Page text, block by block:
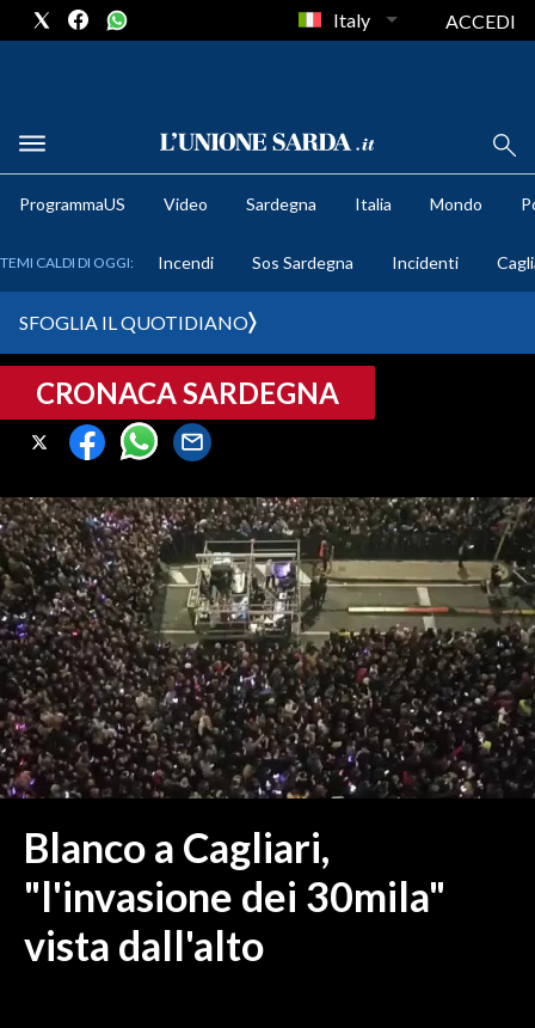
METEO
CRONACA SARDEGNA
CAGLIARI
SULCIS IGLESIENTE
MEDIO CAMPIDANO
ORISTANO E PROVINCIA
SASSARI E PROVINCIA
GALLURA
NUORO E PROVINCIA
OGLIASTRA
AGENDA
ITALIA
MONDO
POLITICA
Italy ACCEDI
ProgrammaUS Video Sardegna Italia Mondo
TEMI CALDI DI OGGI: Incendi Sos Sardegna Incidenti
SFOGLIA IL QUOTIDIANO
CRONACA SARDEGNA
Blanco a Cagliari,
"l'invasione dei 30mila"
vista dall'alto